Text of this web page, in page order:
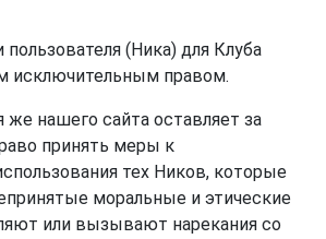
(Ника) для Клуба
исключительным правом.
нашего сайта оставляет за
принять меры к
тех Ников, которые
моральные и этические
или вызывают нарекания со